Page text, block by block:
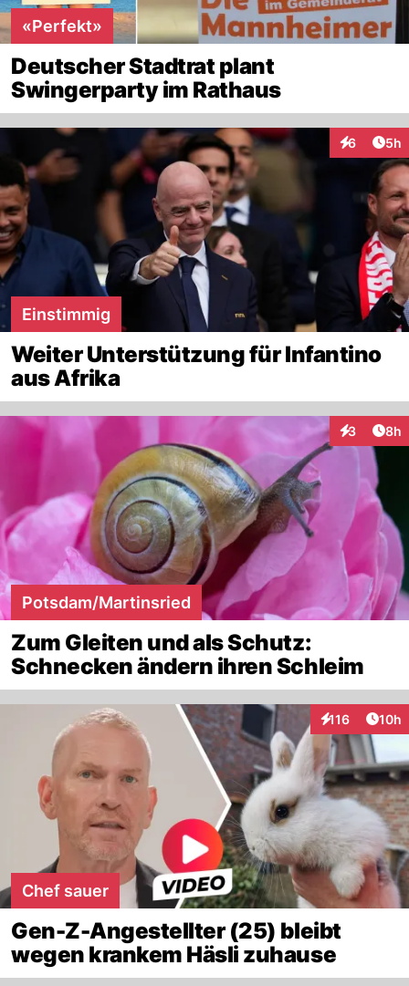
«Perfekt»
Deutscher Stadtrat plant
Swingerparty im Rathaus
6 5h
Einstimmig
Weiter Unterstützung für Infantino
aus Afrika
3 8h
Potsdam/Martinsried
Zum Gleiten und als Schutz:
Schnecken ändern ihren Schleim
116
Interaktionen
10h
Chef sauer
Gen-Z-Angestellter (25) bleibt
wegen krankem Häsli zuhause